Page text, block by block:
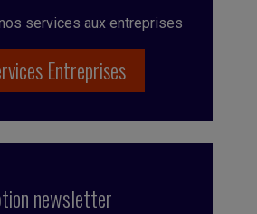
services aux entreprises
Entreprises
newsletter